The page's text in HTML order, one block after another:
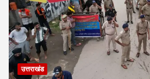
उत्तराखंड